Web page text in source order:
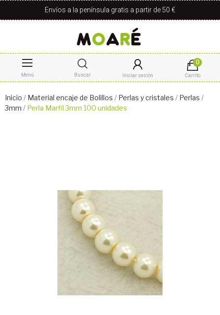
Envíos a la península gratis a partir de 50 €
Menú Buscar Iniciar sesión
0
Carrito
Inicio Material encaje de Bolillos Perlas y cristales
Perlas
3mm
Perla Marfil 3mm 100 unidades